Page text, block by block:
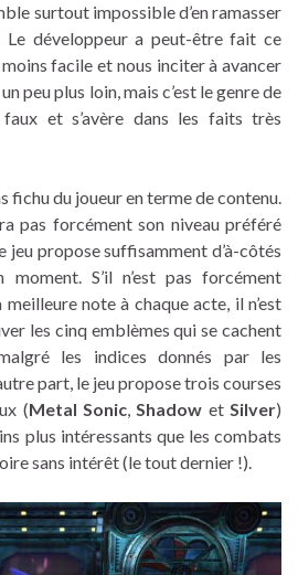
surtout impossible d’en ramasser
Le développeur a peut-être fait ce
facile et nous inciter à avancer
peu plus loin, mais c’est le genre de
et s’avère dans les faits très
fichu du joueur en terme de contenu.
pas forcément son niveau préféré
jeu propose suffisamment d’à-côtés
moment. S’il n’est pas forcément
note à chaque acte, il n’est
les cinq emblèmes qui se cachent
les indices donnés par les
part, le jeu propose trois courses
(Metal Sonic,Shadow et Silver)
plus intéressants que les combats
sans intérêt (le tout dernier !).